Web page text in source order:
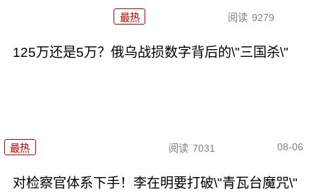
最热 阅读 9279
125万还是5万？俄乌战损数字背后的\"三国杀\"
最热 阅读 7031 08-06
对检察官体系下手！李在明要打破\"青瓦台魔咒\"